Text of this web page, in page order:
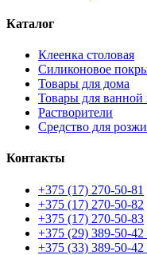
Каталог
Клеенка столовая
Силиконовое
Товары для дома
Товары для ванной
Растворители
Средство для
Контакты
+375 (17) 270-50-81
+375 (17) 270-50-82
+375 (17) 270-50-83
+375 (29) 389-50-
+375 (33) 389-50-